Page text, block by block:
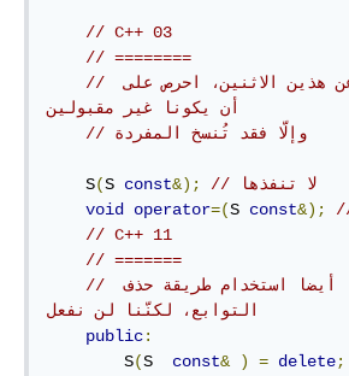
// C++ 03
// ========
// لا تنس التصريح عن هذين الاثنين، احرص على
أن يكونا غير مقبولين
// وإلّا فقد تُنسخ المفردة
    S
(S const&);
// لا تنفذها
void operator=(S const&);
// C++ 11
// =======
// بإمكاننا أيضا استخدام طريقة حذف
التوابع، لكنّنا لن نفعل
public:
        S
(S const& ) = delete;